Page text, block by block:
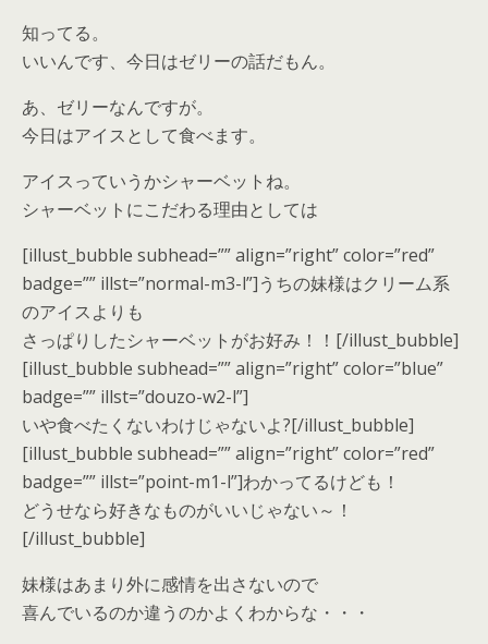
知ってる。
いいんです、今日はゼリーの話だもん。
あ、ゼリーなんですが。
今日はアイスとして食べます。
アイスっていうかシャーベットね。
シャーベットにこだわる理由としては
[illust_bubble subhead=”” align=”right” color=”red”
badge=”” illst=”normal-m3-l”]うちの妹様はクリーム系
のアイスよりも
さっぱりしたシャーベットがお好み！！[/illust_bubble]
[illust_bubble subhead=”” align=”right” color=”blue”
badge=”” illst=”douzo-w2-l”]
いや食べたくないわけじゃないよ?[/illust_bubble]
[illust_bubble subhead=”” align=”right” color=”red”
badge=”” illst=”point-m1-l”]わかってるけども！
どうせなら好きなものがいいじゃない～！
[/illust_bubble]
妹様はあまり外に感情を出さないので
喜んでいるのか違うのかよくわからな・・・